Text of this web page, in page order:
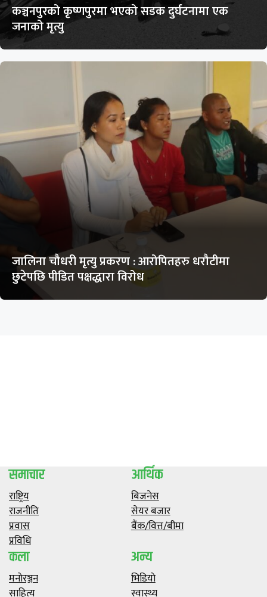
कञ्चनपुरको कृष्णपुरमा भएको सडक दुर्घटनामा एक
जनाको मृत्यु
जालिना चौधरी मृत्यु प्रकरण : आरोपितहरु धरौटीमा
छुटेपछि पीडित पक्षद्धारा विरोध
समाचार
राष्ट्रिय
राजनीति
प्रवास
प्रविधि
आर्थिक
बिजनेस
सेयर बजार
बैंक/वित्त/बीमा
कला
मनाेरञ्जन
साहित्य
अन्य
भिडियाे
स्वास्थ्य